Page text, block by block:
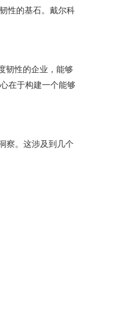
性的基石。戴尔科
韧性的企业，能够
在于构建一个能够
察。这涉及到几个